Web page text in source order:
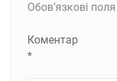
Обов’язкові
Коментар
*